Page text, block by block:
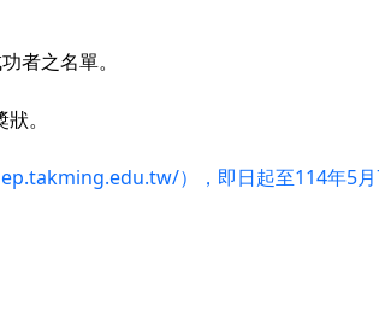
者之名單。
。
），即日起至114年5月